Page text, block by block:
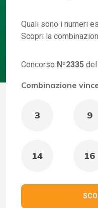
Quali sono i numeri
Scopri la
Concorso Nº2335 del
Combinazione
3 9
14 16